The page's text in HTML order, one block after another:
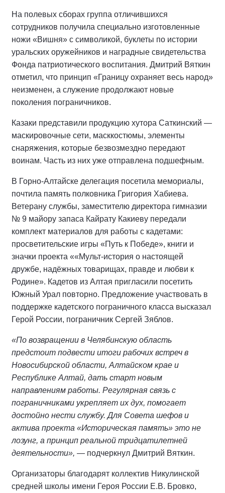
На полевых сборах группа отличившихся
сотрудников получила специально изготовленные
ножи «Вишня» с символикой, буклеты по истории
уральских оружейников и наградные свидетельства
Фонда патриотического воспитания. Дмитрий Вяткин
отметил, что принцип «Границу охраняет весь народ»
неизменен, а служение продолжают новые
поколения пограничников.
Казаки представили продукцию хутора Саткинский —
маскировочные сети, масккостюмы, элементы
снаряжения, которые безвозмездно передают
воинам. Часть из них уже отправлена подшефным.
В Горно-Алтайске делегация посетила мемориалы,
почтила память полковника Григория Хабиева.
Ветерану службы, заместителю директора гимназии
№ 9 майору запаса Кайрату Какиеву передали
комплект материалов для работы с кадетами:
просветительские игры «Путь к Победе», книги и
значки проекта ««Мульт-история о настоящей
дружбе, надёжных товарищах, правде и любви к
Родине». Кадетов из Алтая пригласили посетить
Южный Урал повторно. Предложение участвовать в
поддержке кадетского пограничного класса высказал
Герой России, пограничник Сергей Зяблов.
«По возвращении в Челябинскую область
предстоит подвести итоги рабочих встреч в
Новосибирской области, Алтайском крае и
Республике Алтай, дать старт новым
направлениям работы. Регулярная связь с
пограничниками укрепляет их дух, помогает
достойно нести службу. Для Совета шефов и
актива проекта «Историческая память» это не
лозунг, а принцип реальной тридцатилетней
деятельности», — подчеркнул Дмитрий Вяткин.
Организаторы благодарят коллектив Никулинской
средней школы имени Героя России Е.В. Бровко,